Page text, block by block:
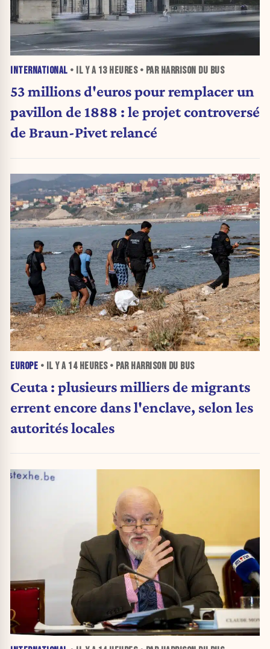
INTERNATIONAL • IL Y A 13 HEURES• PAR HARRISON DU BUS
53 millions d'euros pour remplacer un
pavillon de 1888 : le projet controversé
de Braun-Pivet relancé
EUROPE • IL Y A 14 HEURES• PAR HARRISON DU BUS
Ceuta : plusieurs milliers de migrants
errent encore dans l'enclave, selon les
autorités locales